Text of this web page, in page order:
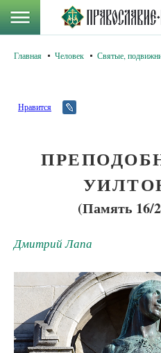
Главная Человек Святые,
Нравится
(Память 16/
Дмитрий Лапа